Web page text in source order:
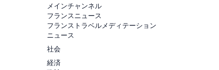
メインチャンネル
フランスニュース
フランストラベルメディテーション
ニュース
社会
経済